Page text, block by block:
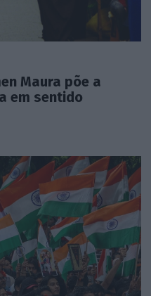
Maura põe a
em sentido